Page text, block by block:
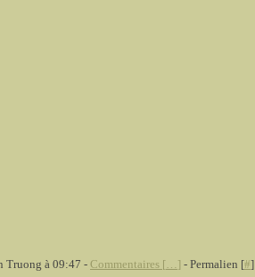
Truong à 09:47 - Commentaires [… ] - Permalien [#]